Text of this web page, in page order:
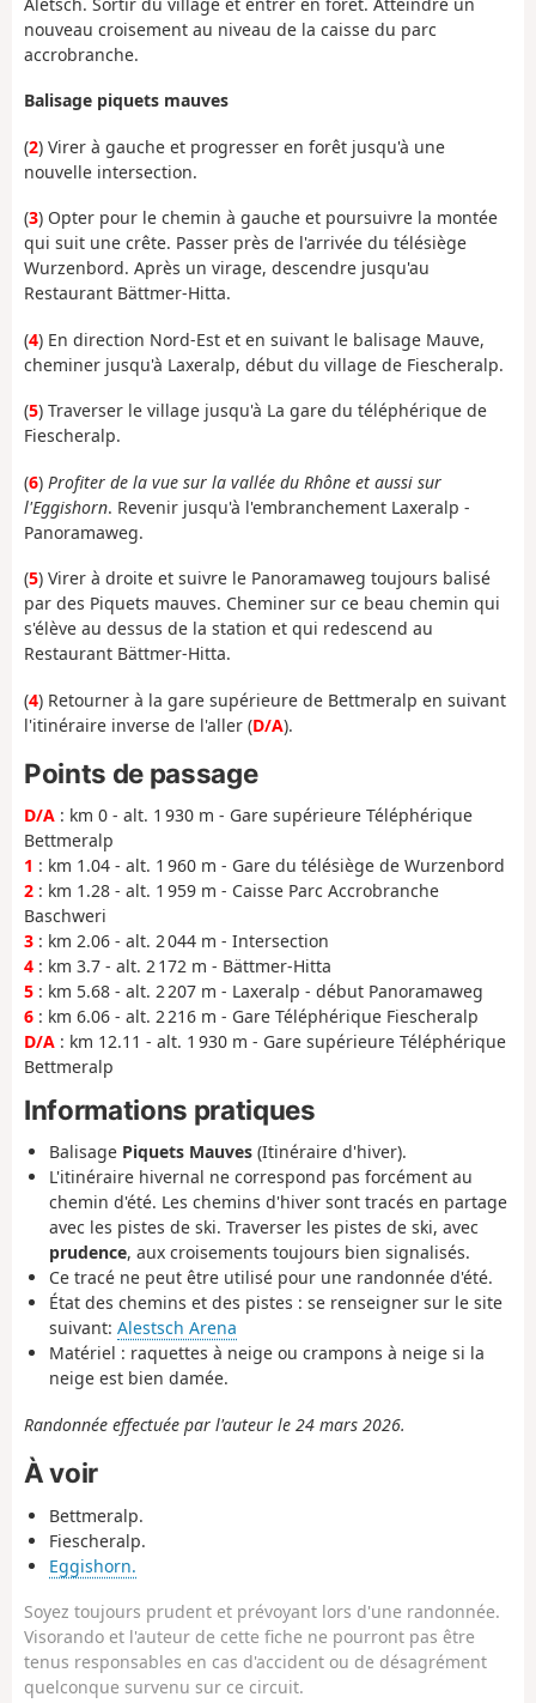
nouveau croisement au niveau de la caisse du parc
accrobranche.
Balisage piquets mauves
(2) Virer à gauche et progresser en forêt jusqu'à une
nouvelle intersection.
(3) Opter pour le chemin à gauche et poursuivre la montée
qui suit une crête. Passer près de l'arrivée du télésiège
Wurzenbord. Après un virage, descendre jusqu'au
Restaurant Bättmer-Hitta.
(4) En direction Nord-Est et en suivant le balisage Mauve,
cheminer jusqu'à Laxeralp, début du village de Fiescheralp.
(5) Traverser le village jusqu'à La gare du téléphérique de
Fiescheralp.
(6) Profiter de la vue sur la vallée du Rhône et aussi sur
l'Eggishorn. Revenir jusqu'à l'embranchement Laxeralp -
Panoramaweg.
(5) Virer à droite et suivre le Panoramaweg toujours balisé
par des Piquets mauves. Cheminer sur ce beau chemin qui
s'élève au dessus de la station et qui redescend au
Restaurant Bättmer-Hitta.
(4) Retourner à la gare supérieure de Bettmeralp en suivant
l'itinéraire inverse de l'aller (D/A).
Points de passage
D/A : km 0 - alt. 1 930 m - Gare supérieure Téléphérique
Bettmeralp
1 : km 1.04 - alt. 1 960 m - Gare du télésiège de Wurzenbord
2 : km 1.28 - alt. 1 959 m - Caisse Parc Accrobranche
Baschweri
3 : km 2.06 - alt. 2 044 m - Intersection
4 : km 3.7 - alt. 2 172 m - Bättmer-Hitta
5 : km 5.68 - alt. 2 207 m - Laxeralp - début Panoramaweg
6 : km 6.06 - alt. 2 216 m - Gare Téléphérique Fiescheralp
D/A : km 12.11 - alt. 1 930 m - Gare supérieure Téléphérique
Bettmeralp
Informations pratiques
Balisage Piquets Mauves (Itinéraire d'hiver).
L'itinéraire hivernal ne correspond pas forcément au
chemin d'été. Les chemins d'hiver sont tracés en partage
avec les pistes de ski. Traverser les pistes de ski, avec
prudence, aux croisements toujours bien signalisés.
Ce tracé ne peut être utilisé pour une randonnée d'été.
État des chemins et des pistes : se renseigner sur le site
suivant: Alestsch Arena
Matériel : raquettes à neige ou crampons à neige si la
neige est bien damée.
Randonnée effectuée par l'auteur le 24 mars 2026.
À voir
Bettmeralp.
Fiescheralp.
Eggishorn.
Soyez toujours prudent et prévoyant lors d'une randonnée.
Visorando et l'auteur de cette fiche ne pourront pas être
tenus responsables en cas d'accident ou de désagrément
quelconque survenu sur ce circuit.